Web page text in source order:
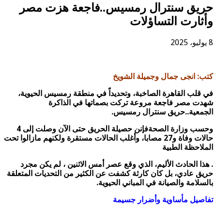
حريق سنترال رمسيس..فاجعة هزت مصر
وأثارت التساؤلات
8 يوليو، 2025
كتب: انجى جمال وجميلة الشويخ
في قلب القاهرة الصاخبة، وتحديداً في منطقة رمسيس الحيوية،
شهدت مصر فاجعة مروعة تركت بصماتها في الذاكرة
الجمعية..حريق سنترال رمسيس.
وحسب وزارة الصحةفإنن حصيلة الحريق حتى الآن وصلت إلى 4
حالات وفاة و27 مصابا، وأغلب الحالات مستقرة ولكنهم مازالوا تحت
الملاحظة الطبية
. هذا الحادث الأليم، الذي وقع عصر أمس الاثنين ، لم يكن مجرد
حريق عادي، بل كان كارثة كشفت عن الكثير من التحديات المتعلقة
بالسلامة والصيانة في المباني الحيوية.
تفاصيل مأساوية وأضرار جسيمة